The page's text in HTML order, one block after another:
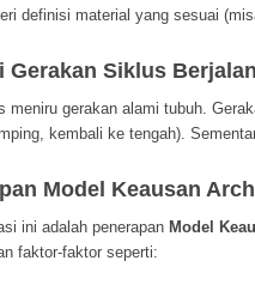
definisi material yang sesuai
Gerakan Siklus Berjalan
meniru gerakan alami tubuh.
kembali ke tengah).
Model Keausan
ini adalah penerapan Model
faktor-faktor seperti: